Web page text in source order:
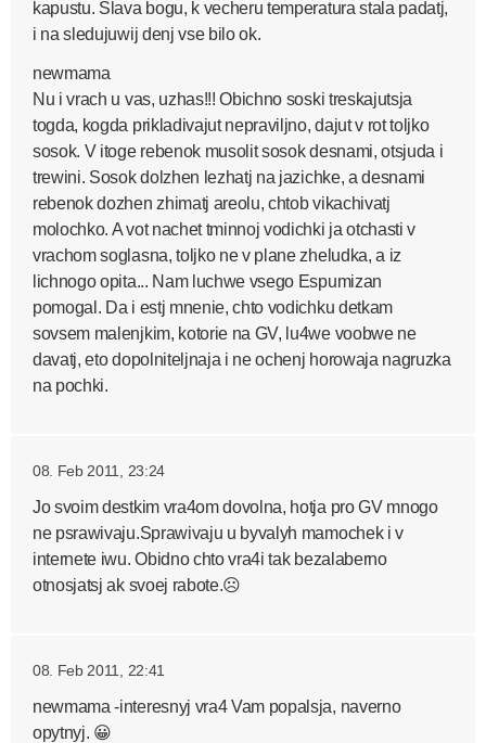
kapustu. Slava bogu, k vecheru temperatura stala padatj,
i na sledujuwij denj vse bilo ok.
newmama
Nu i vrach u vas, uzhas!!! Obichno soski treskajutsja
togda, kogda prikladivajut nepraviljno, dajut v rot toljko
sosok. V itoge rebenok musolit sosok desnami, otsjuda i
trewini. Sosok dolzhen lezhatj na jazichke, a desnami
rebenok dozhen zhimatj areolu, chtob vikachivatj
molochko. A vot nachet tminnoj vodichki ja otchasti v
vrachom soglasna, toljko ne v plane zheludka, a iz
lichnogo opita... Nam luchwe vsego Espumizan
pomogal. Da i estj mnenie, chto vodichku detkam
sovsem malenjkim, kotorie na GV, lu4we voobwe ne
davatj, eto dopolniteljnaja i ne ochenj horowaja nagruzka
na pochki.
08. Feb 2011, 23:24
Jo svoim destkim vra4om dovolna, hotja pro GV mnogo
ne psrawivaju.Sprawivaju u byvalyh mamochek i v
internete iwu. Obidno chto vra4i tak bezalaberno
otnosjatsj ak svoej rabote.☹
08. Feb 2011, 22:41
newmama -interesnyj vra4 Vam popalsja, naverno
opytnyj. 😀